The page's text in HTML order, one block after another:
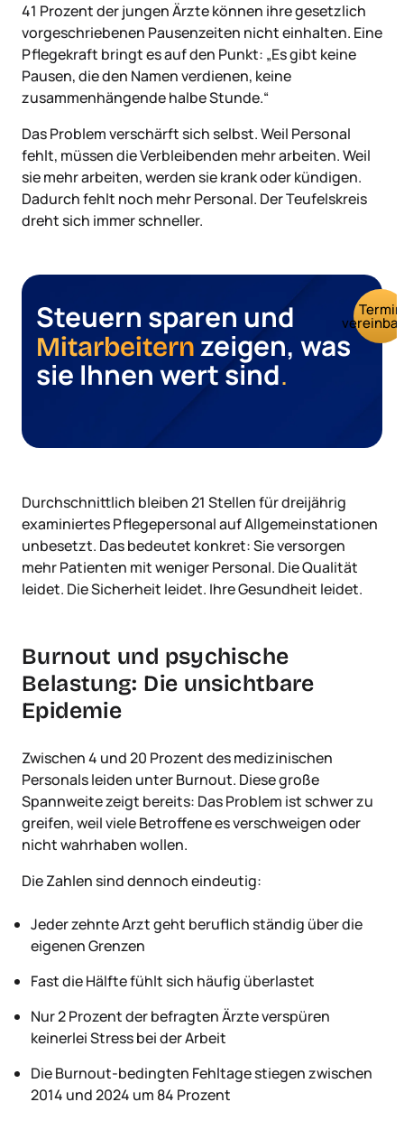
41 Prozent der jungen Ärzte können ihre gesetzlich
vorgeschriebenen Pausenzeiten nicht einhalten. Eine
Pflegekraft bringt es auf den Punkt: „Es gibt keine
Pausen, die den Namen verdienen, keine
zusammenhängende halbe Stunde.“
Das Problem verschärft sich selbst. Weil Personal
fehlt, müssen die Verbleibenden mehr arbeiten. Weil
sie mehr arbeiten, werden sie krank oder kündigen.
Dadurch fehlt noch mehr Personal. Der Teufelskreis
dreht sich immer schneller.
Steuern sparen und
Mitarbeiternzeigen, was
sie Ihnen wert sind.
Termin
Durchschnittlich bleiben 21 Stellen für dreijährig
examiniertes Pflegepersonal auf Allgemeinstationen
unbesetzt. Das bedeutet konkret: Sie versorgen
mehr Patienten mit weniger Personal. Die Qualität
leidet. Die Sicherheit leidet. Ihre Gesundheit leidet.
Burnout und psychische
Belastung: Die unsichtbare
Epidemie
Zwischen 4 und 20 Prozent des medizinischen
Personals leiden unter Burnout. Diese große
Spannweite zeigt bereits: Das Problem ist schwer zu
greifen, weil viele Betroffene es verschweigen oder
nicht wahrhaben wollen.
Die Zahlen sind dennoch eindeutig:
Jeder zehnte Arzt geht beruflich ständig über die
eigenen Grenzen
Fast die Hälfte fühlt sich häufig überlastet
Nur 2 Prozent der befragten Ärzte verspüren
keinerlei Stress bei der Arbeit
Die Burnout-bedingten Fehltage stiegen zwischen
2014 und 2024 um 84 Prozent